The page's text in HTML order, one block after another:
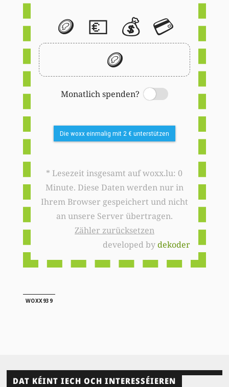
🪙 💶 💰 💳
🪙
Monatlich spenden?
Switch
Die woxx einmalig mit 2 € unterstützen
* Lesezeit insgesamt auf woxx.lu: 0
Minute. Diese Daten werden nur in
Ihrem Browser gespeichert und nicht
an unsere Server übertragen.
Zähler zurücksetzen
developed bydekoder
WOXX939
DAT KÉINT IECH OCH INTERESSÉIEREN